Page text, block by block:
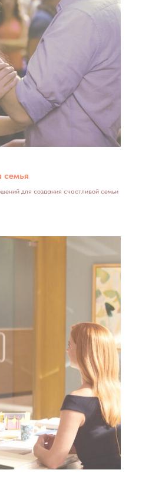
семья
для создания счастливой семьи